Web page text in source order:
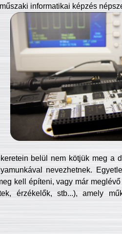
informatikai képzés
belül nem kötjük meg a
nevezhetnek.
kell építeni, vagy már
érzékelők, stb...), amely